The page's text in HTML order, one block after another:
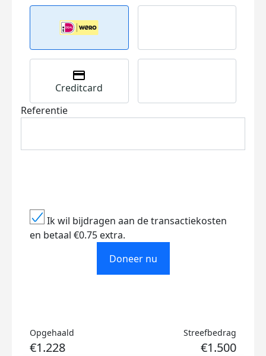
Creditcard
Referentie
Ik wil bijdragen aan de transactiekosten
en betaal €0.75 extra.
Doneer nu
Opgehaald
€1.228
Streefbedrag
€1.500